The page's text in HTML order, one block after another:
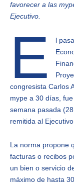
favorecer a las
Ejecutivo.
E
l
congresista Carlos
mype a 30 días,
semana pasada
remitida al
La norma propone
facturas o recibos
un bien o servicio
máximo de hasta